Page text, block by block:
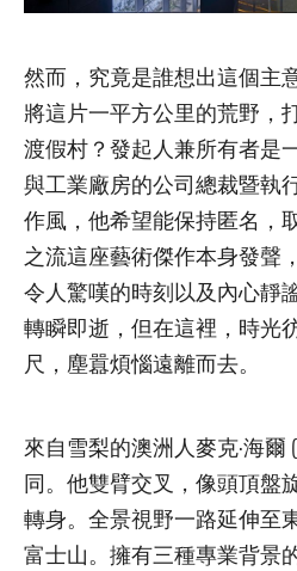
然而，究竟是誰想出這個主
將這片一平方公里的荒野，
渡假村？發起人兼所有者是
與工業廠房的公司總裁暨執
作風，他希望能保持匿名，
之流這座藝術傑作本身發聲
令人驚嘆的時刻以及內心靜
轉瞬即逝，但在這裡，時光
尺，塵囂煩惱遠離而去。
來自雪梨的澳洲人麥克·海爾
同。他雙臂交叉，像頭頂盤
轉身。全景視野一路延伸至
富士山。擁有三種專業背景